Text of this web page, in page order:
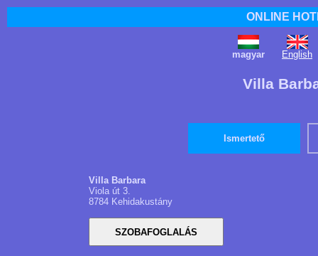
ONLINE
magyar English
Villa
Ismertető
Villa Barbara
Viola út 3.
8784 Kehidakustány